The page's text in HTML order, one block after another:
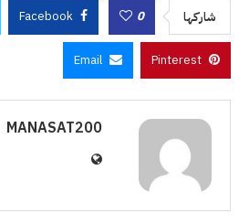
شاركها 0
Facebook
Pinterest
Email
MANASAT200